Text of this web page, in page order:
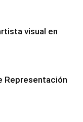
visual en
Representación